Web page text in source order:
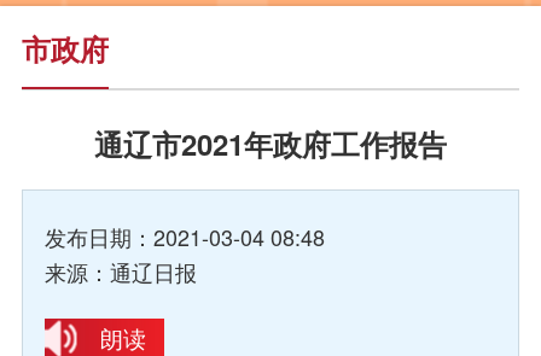
市政府
通辽市2021年政府工作报告
发布日期：2021-03-04 08:48
来源：通辽日报
朗读